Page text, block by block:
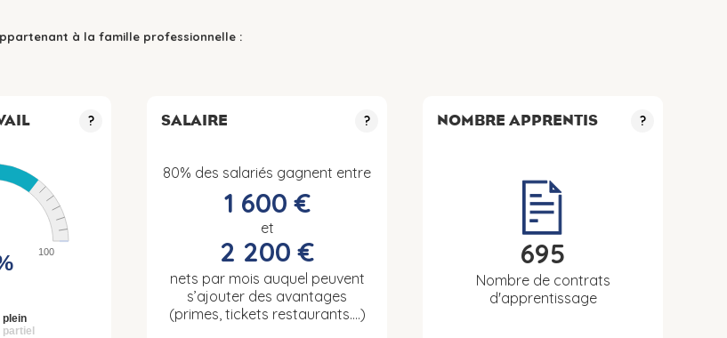
à la famille professionnelle :
?
plein
100
SALAIRE ?
80% des salariés gagnent entre
1 600 €
et
2 200 €
nets par mois auquel peuvent
s’ajouter des avantages
(primes, tickets restaurants….)
NOMBRE APPRENTIS ?
695
Nombre de contrats
d'apprentissage